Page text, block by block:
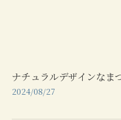
ナチュラルデザインなま
2024/08/27